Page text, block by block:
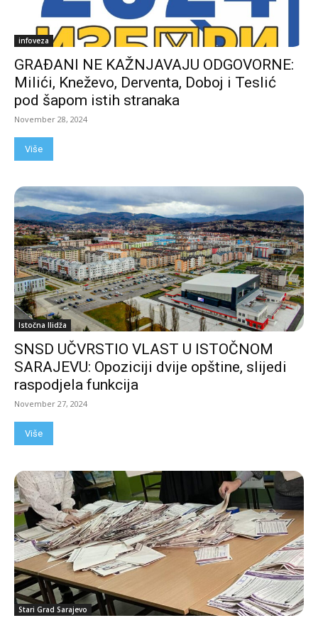
infoveza
GRAĐANI NE KAŽNJAVAJU ODGOVORNE:
Milići, Kneževo, Derventa, Doboj i Teslić
pod šapom istih stranaka
November 28, 2024
Više
Istočna Ilidža
SNSD UČVRSTIO VLAST U ISTOČNOM
SARAJEVU: Opoziciji dvije opštine, slijedi
raspodjela funkcija
November 27, 2024
Više
Stari Grad Sarajevo